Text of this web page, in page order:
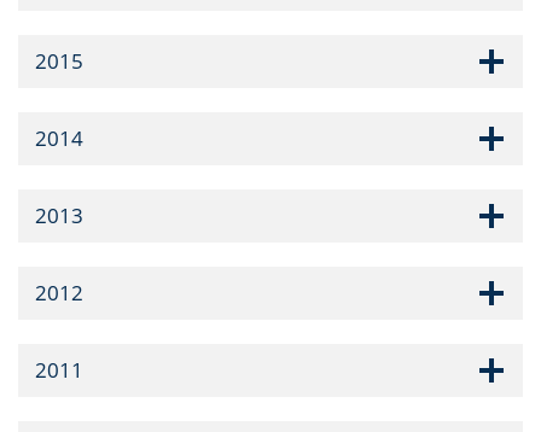
2015
2014
2013
2012
2011